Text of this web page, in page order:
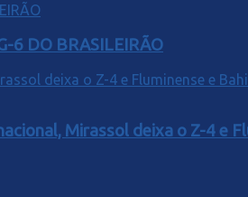
6 DO BRASILEIRÃO
Mirassol deixa o Z-4 e